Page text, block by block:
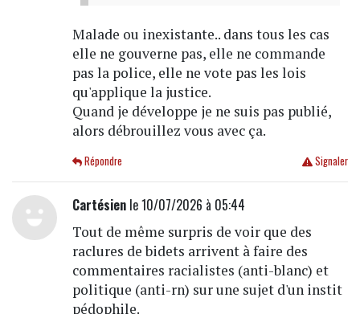
Malade ou inexistante.. dans tous les cas
elle ne gouverne pas, elle ne commande
pas la police, elle ne vote pas les lois
qu'applique la justice.
Quand je développe je ne suis pas publié,
alors débrouillez vous avec ça.
Signaler
Répondre
Cartésienle 10/07/2026 à 05:44
Tout de même surpris de voir que des
raclures de bidets arrivent à faire des
commentaires racialistes (anti-blanc) et
politique (anti-rn) sur une sujet d'un instit
pédophile.